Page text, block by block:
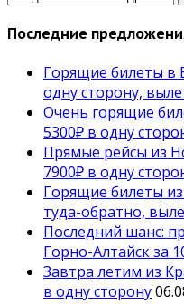
Последние
Горящие билеты в
одну сторону,
Очень горящие
5300₽ в одну
Прямые рейсы из
7900₽ в одну
Горящие билеты
туда-обратно,
Последний шанс:
Горно-Алтайск за
Завтра летим из
в одну сторону